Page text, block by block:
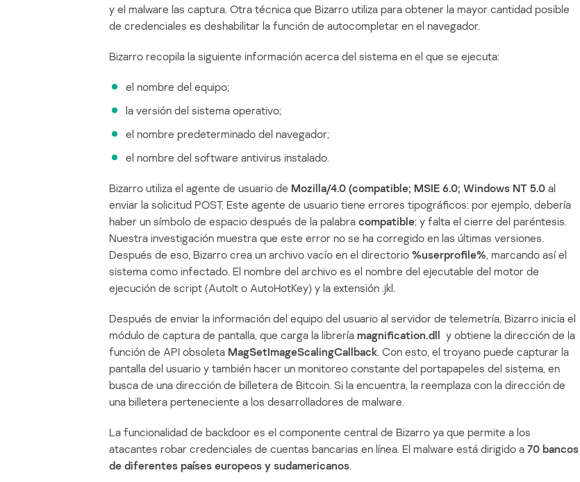
y el malware las captura. Otra técnica que Bizarro utiliza para obtener la mayor cantidad posible
de credenciales es deshabilitar la función de autocompletar en el navegador.
Bizarro recopila la siguiente información acerca del sistema en el que se ejecuta:
el nombre del equipo;
la versión del sistema operativo;
el nombre predeterminado del navegador;
el nombre del software antivirus instalado.
Bizarro utiliza el agente de usuario de Mozilla/4.0 (compatible; MSIE 6.0; Windows NT 5.0 al
enviar la solicitud POST. Este agente de usuario tiene errores tipográficos: por ejemplo, debería
haber un símbolo de espacio después de la palabra compatible; y falta el cierre del paréntesis.
Nuestra investigación muestra que este error no se ha corregido en las últimas versiones.
Después de eso, Bizarro crea un archivo vacío en el directorio %userprofile%, marcando así el
sistema como infectado. El nombre del archivo es el nombre del ejecutable del motor de
ejecución de script (AutoIt o AutoHotKey) y la extensión .jkl.
Después de enviar la información del equipo del usuario al servidor de telemetría, Bizarro inicia el
módulo de captura de pantalla, que carga la librería magnification.dll y obtiene la dirección de la
función de API obsoleta MagSetImageScalingCallback. Con esto, el troyano puede capturar la
pantalla del usuario y también hacer un monitoreo constante del portapapeles del sistema, en
busca de una dirección de billetera de Bitcoin. Si la encuentra, la reemplaza con la dirección de
una billetera perteneciente a los desarrolladores de malware.
La funcionalidad de backdoor es el componente central de Bizarro ya que permite a los
atacantes robar credenciales de cuentas bancarias en línea. El malware está dirigido a 70 bancos
de diferentes países europeos y sudamericanos.